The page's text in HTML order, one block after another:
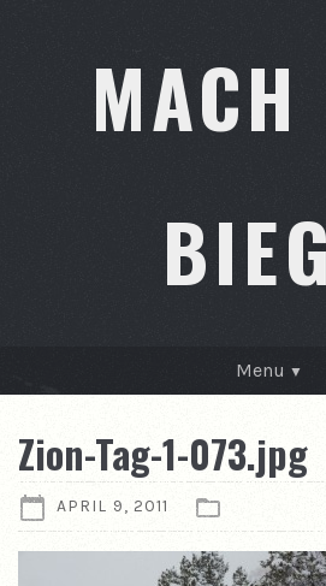
Menu
KONTAKT
ÜBER MICH
Zion-Tag-1-073.jpg
APRIL 9, 2011